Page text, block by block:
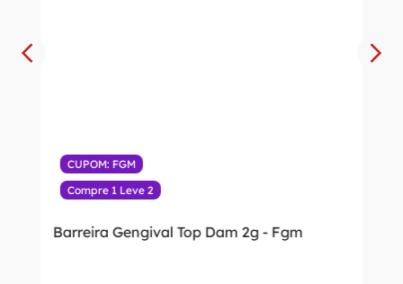
CUPOM: FGM
Compre 1 Leve 2
Barreira Gengival Top Dam 2g - Fgm